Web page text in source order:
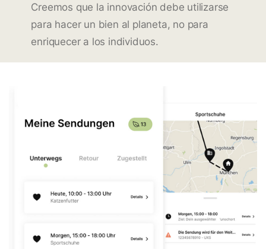
Creemos que la innovación debe utilizarse
para hacer un bien al planeta, no para
enriquecer a los individuos.